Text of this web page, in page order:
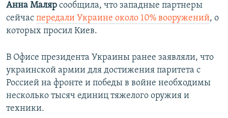
Анна Маляр сообщила, что западные партнеры
сейчас передали Украине около 10% вооружений, о
которых просил Киев.
В Офисе президента Украины ранее заявляли, что
украинской армии для достижения паритета с
Россией на фронте и победы в войне необходимы
несколько тысяч единиц тяжелого оружия и
техники.